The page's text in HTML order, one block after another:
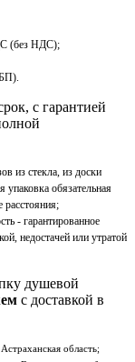
(без НДС);
с гарантией
из стекла, из доски
упаковка обязательная
расстояния;
- гарантированное
недостачей или утратой
душевой
с доставкой в
область;